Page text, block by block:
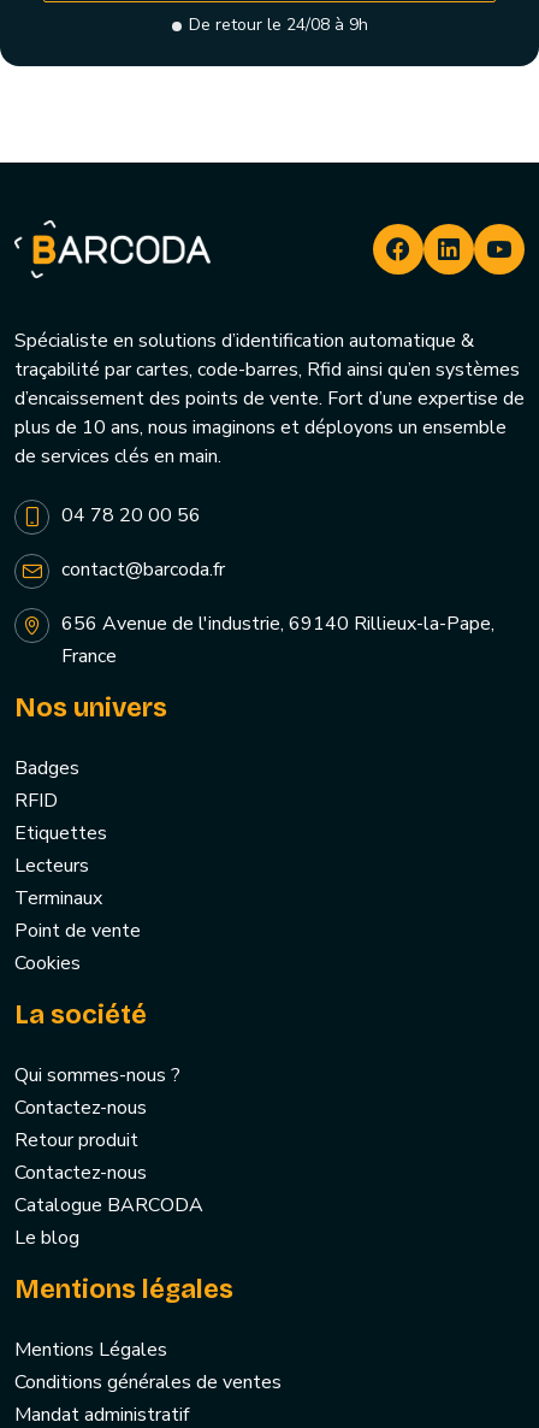
De retour le 24/08 à 9h
Spécialiste en solutions d’identification automatique &
traçabilité par cartes, code-barres, Rfid ainsi qu’en systèmes
d’encaissement des points de vente. Fort d’une expertise de
plus de 10 ans, nous imaginons et déployons un ensemble
de services clés en main.
04 78 20 00 56
contact@barcoda.fr
656 Avenue de l'industrie, 69140 Rillieux-la-Pape,
France
Nos univers
Badges
RFID
Etiquettes
Lecteurs
Terminaux
Point de vente
Cookies
La société
Qui sommes-nous ?
Contactez-nous
Retour produit
Contactez-nous
Catalogue BARCODA
Le blog
Mentions légales
Mentions Légales
Conditions générales de ventes
Mandat administratif